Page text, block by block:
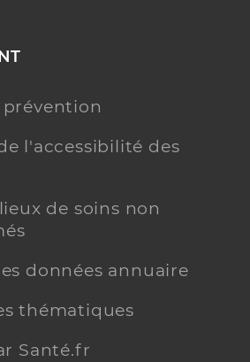
l'accessibilité des
de soins non
données annuaire
thématiques
Santé.fr